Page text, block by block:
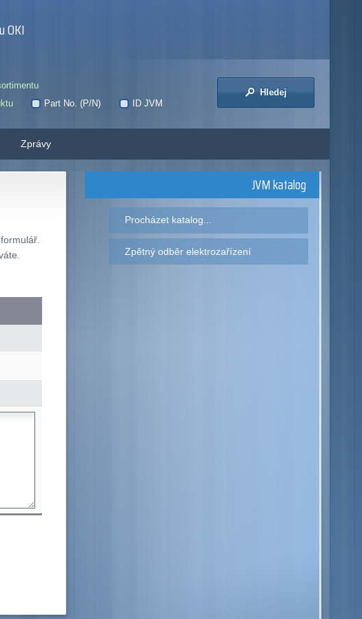
OKI
Part No. (P/N) ID JVM
Hledej
Zprávy
JVM katalog
Procházet katalog...
Zpětný odběr elektrozařízení